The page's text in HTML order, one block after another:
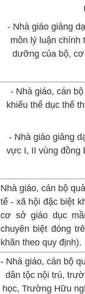
- Nhà giáo giảng
môn lý luận chính
dưỡng của bộ,
- Nhà giáo, cán
khiếu thể dục thể
- Nhà giáo giảng
vực I, II vùng đồng
Nhà giáo, cán bộ
tế - xã hội đặc biệt
cơ sở giáo dục
chuyên biệt đóng
khăn theo quy định).
- Nhà giáo, cán bộ
dân tộc nội trú,
học, Trường Hữu